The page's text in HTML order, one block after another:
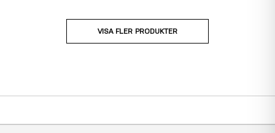
VISA FLER PRODUKTER